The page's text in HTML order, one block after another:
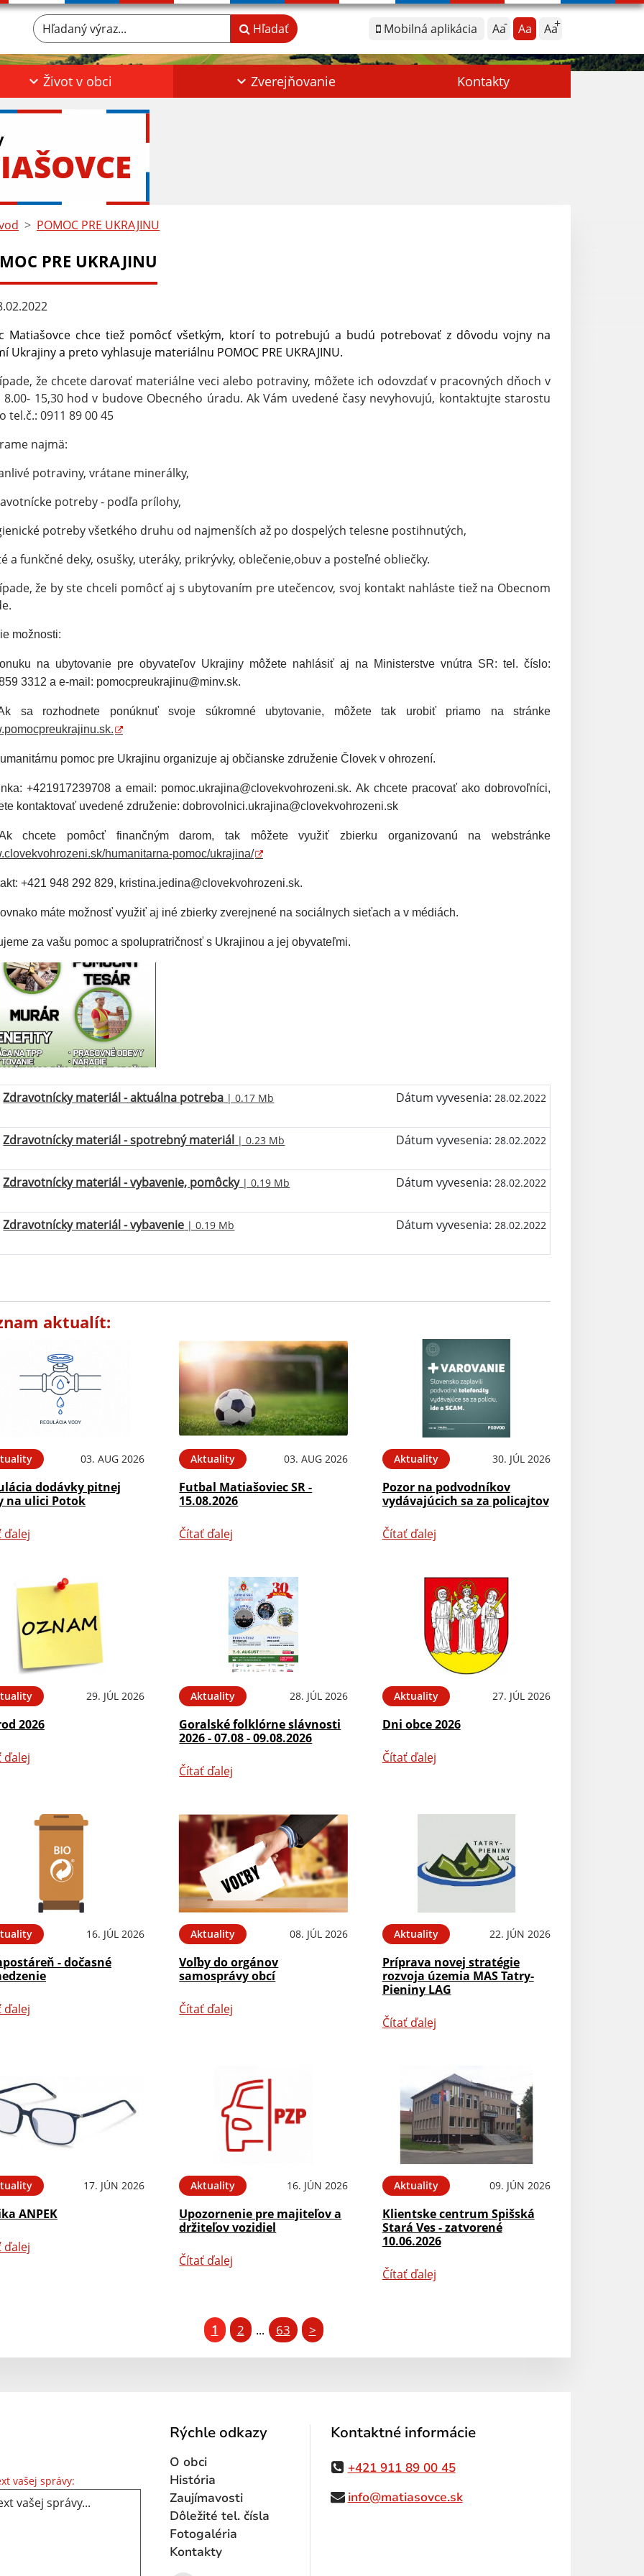
Mobilná aplikácia Aa Aa Aa
Hľadaný výraz... Hľadať
Život v obci Zverejňovanie Kontakty
POMOC PRE UKRAJINU
PRE UKRAJINU
Matiašovce chce tiež pomôcť všetkým, ktorí to potrebujú a budú potrebovať z dôvodu vojny na
Ukrajiny a preto vyhlasuje materiálnu POMOC PRE UKRAJINU.
že chcete darovať materiálne veci alebo potraviny, môžete ich odovzdať v pracovných dňoch v
8.00- 15,30 hod v budove Obecného úradu. Ak Vám uvedené časy nevyhovujú, kontaktujte starostu
tel.č.: 0911 89 00 45
najmä:
potraviny, vrátane minerálky,
potreby - podľa prílohy,
potreby všetkého druhu od najmenších až po dospelých telesne postihnutých,
a funkčné deky, osušky, uteráky, prikrývky, oblečenie,obuv a posteľné obliečky.
že by ste chceli pomôcť aj s ubytovaním pre utečencov, svoj kontakt nahláste tiež na Obecnom
možnosti:
na ubytovanie pre obyvateľov Ukrajiny môžete nahlásiť aj na Ministerstve vnútra SR: tel. číslo:
3312 a e-mail: pomocpreukrajinu@minv.sk.
pomoc pre Ukrajinu organizuje aj občianske združenie Človek v ohrození.
+421917239708 a email: pomoc.ukrajina@clovekvohrozeni.sk. Ak chcete pracovať ako dobrovoľníci,
kontaktovať uvedené združenie: dobrovolnici.ukrajina@clovekvohrozeni.sk
humanitarna-pomoc/ukrajina/
+421 948 292 829, kristina.jedina@clovekvohrozeni.sk.
máte možnosť využiť aj iné zbierky zverejnené na sociálnych sieťach a v médiách.
za vašu pomoc a spolupratričnosť s Ukrajinou a jej obyvateľmi.
Zdravotnícky materiál - aktuálna potreba | 0.17 Mb Dátum vyvesenia: 28.02.2022
Zdravotnícky materiál - spotrebný materiál | 0.23 Mb Dátum vyvesenia: 28.02.2022
Zdravotnícky materiál - vybavenie, pomôcky| 0.19 Mb Dátum vyvesenia: 28.02.2022
Zdravotnícky materiál - vybavenie | 0.19 Mb Dátum vyvesenia: 28.02.2022
aktualít:
03. AUG 2026
dodávky pitnej
na ulici Potok
ďalej
Aktuality 03. AUG 2026
Futbal Matiašoviec SR -
15.08.2026
Čítať ďalej
Aktuality 30. JÚL 2026
Pozor na podvodníkov
vydávajúcich sa za policajtov
Čítať ďalej
29. JÚL 2026
2026
ďalej
Aktuality 28. JÚL 2026
Goralské folklórne slávnosti
2026 - 07.08 - 09.08.2026
Čítať ďalej
Aktuality 27. JÚL 2026
Dni obce 2026
Čítať ďalej
16. JÚL 2026
- dočasné
ďalej
Aktuality 08. JÚL 2026
Voľby do orgánov
samosprávy obcí
Čítať ďalej
Aktuality 22. JÚN 2026
Príprava novej stratégie
rozvoja územia MAS Tatry-
Pieniny LAG
Čítať ďalej
17. JÚN 2026
ANPEK
ďalej
Aktuality 16. JÚN 2026
Upozornenie pre majiteľov a
držiteľov vozidiel
Čítať ďalej
Aktuality 09. JÚN 2026
Klientske centrum Spišská
Stará Ves - zatvorené
10.06.2026
Čítať ďalej
1 2 ... 63 >
vašej správy: Text vašej správy...
Rýchle odkazy
O obci
História
Zaujímavosti
Dôležité tel. čísla
Fotogaléria
Kontakty
Kontaktné informácie
+421 911 89 00 45
info@matiasovce.sk